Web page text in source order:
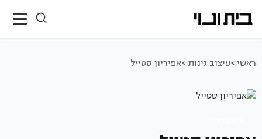
ראשי >עיצוב גינות >אפיריון סטייל